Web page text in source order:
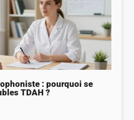
: pourquoi se
TDAH ?